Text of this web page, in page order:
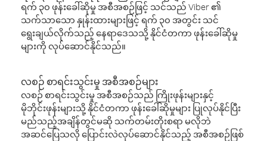
ရက် ၃၀ ဖုန်းခေါ်ဆိုမှု အစီအစဉ်ဖြင့် သင်သည် Viber ၏
သက်သာသော နှုန်းထားများဖြင့် ရက် ၃၀ အတွင်း သင်
ရွေးချယ်လိုက်သည့် နေရာဒေသသို့ နိုင်ငံတကာ ဖုန်းခေါ်ဆိုမှု
များကို လုပ်ဆောင်နိုင်သည်။
လစဉ် စာရင်းသွင်းမှု အစီအစဉ်များ
လစဉ် စာရင်းသွင်းမှု အစီအစဉ်သည် ကြိုးဖုန်းများနှင့်
မိုဘိုင်းဖုန်းများသို့ နိုင်ငံတကာ ဖုန်းခေါ်ဆိုမှုများ ပြုလုပ်နိုင်ပြီး
မည်သည့်အချိန်တွင်မဆို သက်တမ်းတိုးစရာ မလိုဘဲ
အဆင်ပြေသလို ပြောင်းလဲလုပ်ဆောင်နိုင်သည့် အစီအစဉ်ဖြစ်